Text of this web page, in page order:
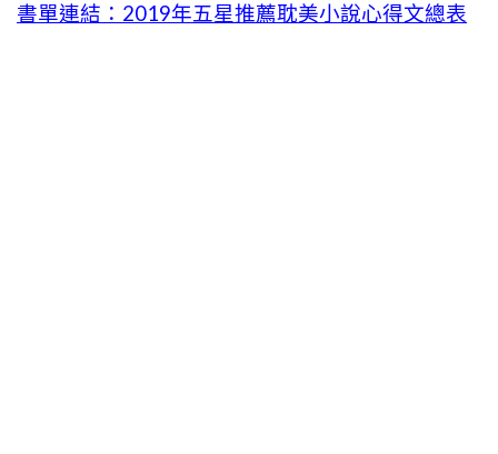
書單連結：2019年五星推薦耽美小說心得文總表